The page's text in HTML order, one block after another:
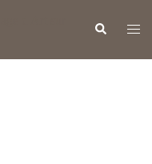
Rechercher